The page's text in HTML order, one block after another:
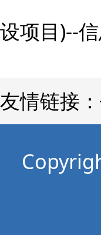
设项目)--
友情链接：